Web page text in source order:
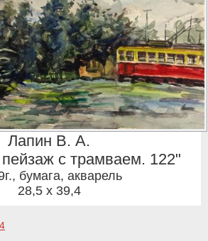
Лапин В. А.
с трамваем. 122"
, бумага, акварель
28,5 x 39,4
4